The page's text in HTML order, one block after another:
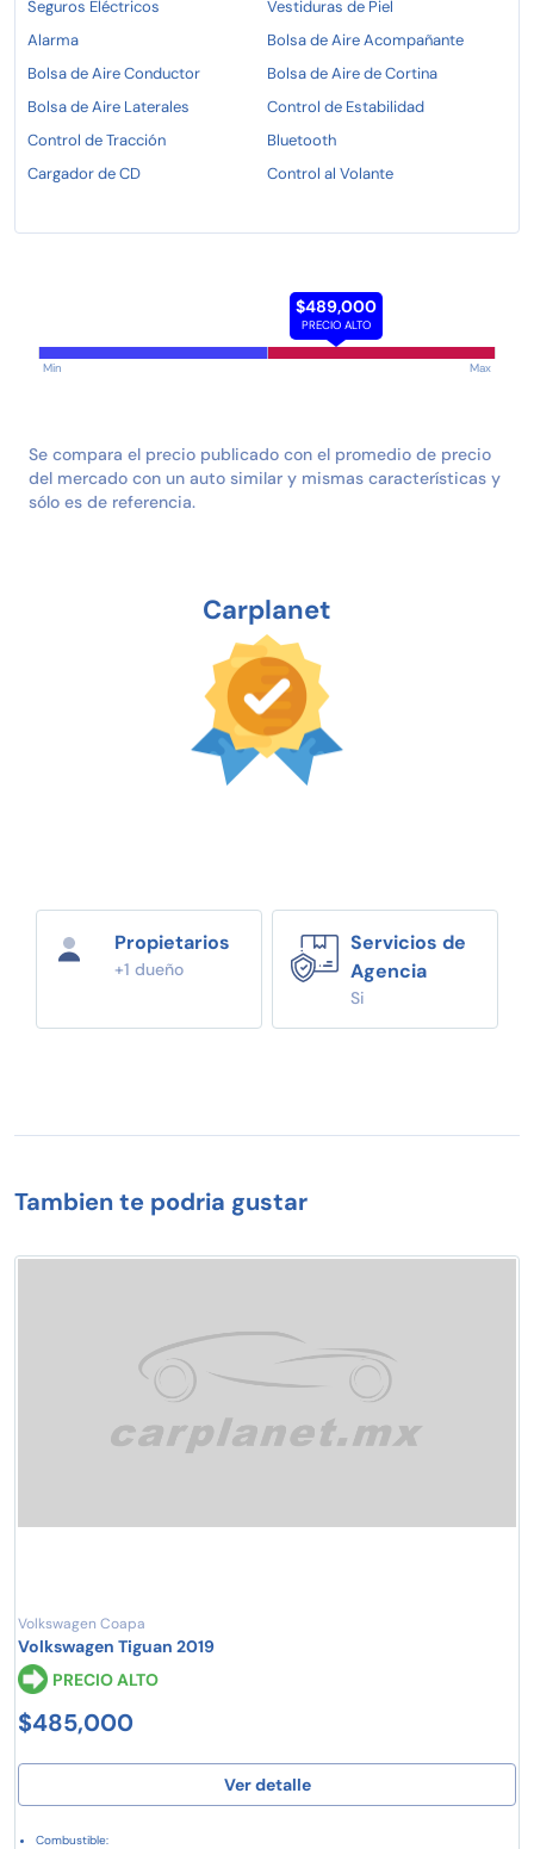
6.- Algunas ocasiones no llegamos a subir todas las
unidades que tenemos disponibles, así que si estas
buscando alguna unidad en específico contactanos
Seguros Eléctricos
Vestiduras de Piel
Alarma
Bolsa de Aire Acompañante
Bolsa de Aire Conductor
Bolsa de Aire de Cortina
Bolsa de Aire Laterales
Control de Estabilidad
Control de Tracción
Bluetooth
Cargador de CD
Control al Volante
$489,000
PRECIO ALTO
Min Max
Se compara el precio publicado con el promedio de precio
del mercado con un auto similar y mismas características y
sólo es de referencia.
Carplanet
Propietarios
+1 dueño
Servicios de
Agencia
Si
Tambien te podria gustar
Volkswagen Coapa
Volkswagen Tiguan 2019
PRECIO ALTO
$485,000
Ver detalle
Combustible: